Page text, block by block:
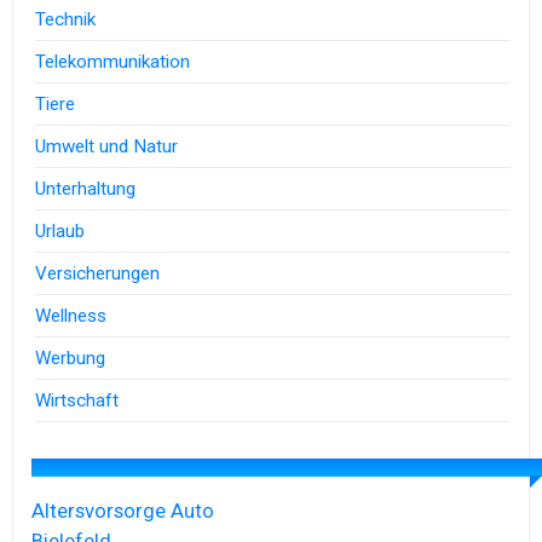
Technik
Telekommunikation
Tiere
Umwelt und Natur
Unterhaltung
Urlaub
Versicherungen
Wellness
Werbung
Wirtschaft
Altersvorsorge Auto